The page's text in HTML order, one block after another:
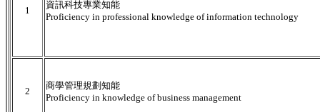
1
資訊科技專業知能
Proficiency in professional knowledge of information technology
2
商學管理規劃知能
Proficiency in knowledge of business management